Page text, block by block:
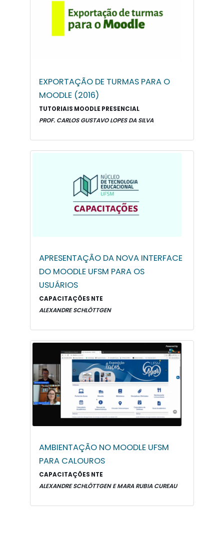
EXPORTAÇÃO DE TURMAS PARA O
MOODLE (2016)
TUTORIAIS MOODLE PRESENCIAL
PROF. CARLOS GUSTAVO LOPES DA SILVA
APRESENTAÇÃO DA NOVA INTERFACE
DO MOODLE UFSM PARA OS
USUÁRIOS
CAPACITAÇÕES NTE
ALEXANDRE SCHLÖTTGEN
AMBIENTAÇÃO NO MOODLE UFSM
PARA CALOUROS
CAPACITAÇÕES NTE
ALEXANDRE SCHLÖTTGEN E MARA RUBIA CUREAU